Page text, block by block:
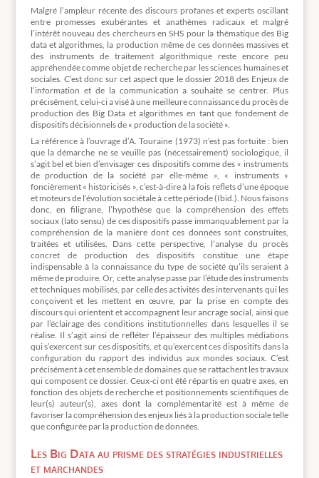
Malgré l’ampleur récente des discours profanes et experts oscillant
entre promesses exubérantes et anathèmes radicaux et malgré
l’intérêt nouveau des chercheurs en SHS pour la thématique des Big
data et algorithmes, la production même de ces données massives et
des instruments de traitement algorithmique reste encore peu
appréhendée comme objet de recherche par les sciences humaines et
sociales. C’est donc sur cet aspect que le dossier 2018 des Enjeux de
l’information et de la communication a souhaité se centrer. Plus
précisément, celui-ci a visé à une meilleure connaissance du procès de
production des Big Data et algorithmes en tant que fondement de
dispositifs décisionnels de « production de la société ».
La référence à l’ouvrage d’A. Touraine (1973) n’est pas fortuite : bien
que la démarche ne se veuille pas (nécessairement) sociologique, il
s’agit bel et bien d’envisager ces dispositifs comme des « instruments
de production de la société par elle-même », « instruments »
foncièrement « historicisés », c’est-à-dire à la fois reflets d’une époque
et moteurs de l’évolution sociétale à cette période (Ibid.). Nous faisons
donc, en filigrane, l’hypothèse que la compréhension des effets
sociaux (lato sensu) de ces dispositifs passe immanquablement par la
compréhension de la manière dont ces données sont construites,
traitées et utilisées. Dans cette perspective, l’analyse du procès
concret de production des dispositifs constitue une étape
indispensable à la connaissance du type de société qu’ils seraient à
même de produire. Or, cette analyse passe par l’étude des instruments
et techniques mobilisés, par celle des activités des intervenants qui les
conçoivent et les mettent en œuvre, par la prise en compte des
discours qui orientent et accompagnent leur ancrage social, ainsi que
par l’éclairage des conditions institutionnelles dans lesquelles il se
réalise. Il s’agit ainsi de refléter l’épaisseur des multiples médiations
qui s’exercent sur ces dispositifs, et qu’exercent ces dispositifs dans la
configuration du rapport des individus aux mondes sociaux. C’est
précisément à cet ensemble de domaines que se rattachent les travaux
qui composent ce dossier. Ceux-ci ont été répartis en quatre axes, en
fonction des objets de recherche et positionnements scientifiques de
leur(s) auteur(s), axes dont la complémentarité est à même de
favoriser la compréhension des enjeux liés à la production sociale telle
que configurée par la production de données.
Les Big Data au prisme des stratégies industrielles
et marchandes